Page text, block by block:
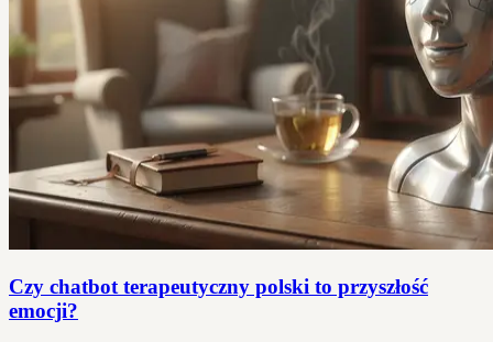
Czy chatbot terapeutyczny polski to przyszłość
emocji?